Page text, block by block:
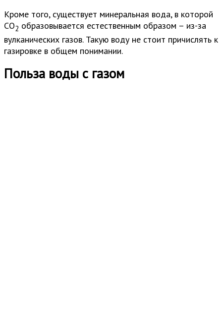
Кроме того, существует минеральная вода, в которой
CO2 образовывается естественным образом – из-за
вулканических газов. Такую воду не стоит причислять к
газировке в общем понимании.
Польза воды с газом